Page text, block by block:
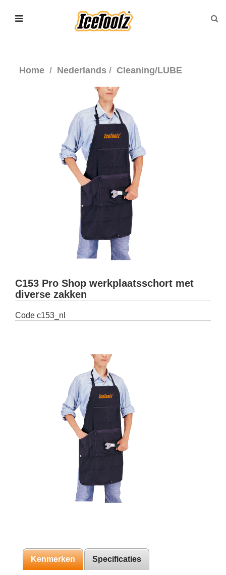
Home Nederlands Cleaning/LUBE
C153 Pro Shop werkplaatsschort met
diverse zakken
Code c153_nl
Kenmerken Specificaties